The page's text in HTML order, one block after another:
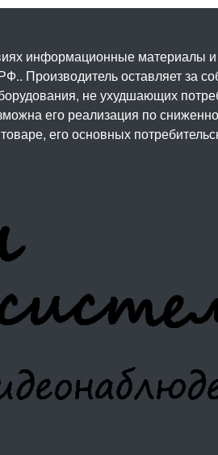
информационные материалы
Производитель оставляет за
не ухудшающих
его реализация по
его основных